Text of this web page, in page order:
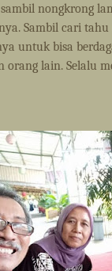
nongkrong
Sambil cari
untuk bisa
orang lain. Selalu